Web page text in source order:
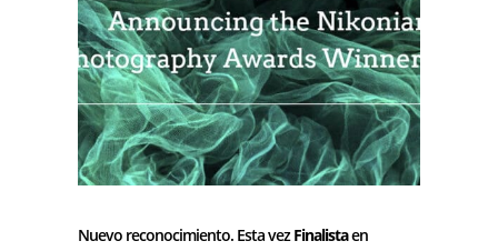
Nuevo reconocimiento. Esta vezFinalistaen